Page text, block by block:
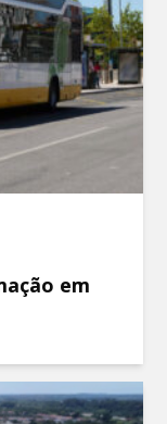
em